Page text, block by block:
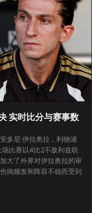
实时比分与赛事数
多尼·伊拉奥拉，利物浦
比赛以4比2不敌利兹联
大了外界对伊拉奥拉的审
病频发和阵容不稳而受到